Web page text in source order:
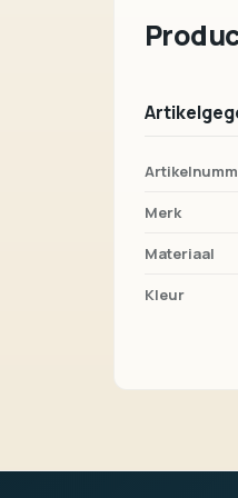
Merk
Materiaal
Kleur